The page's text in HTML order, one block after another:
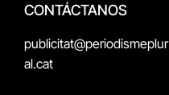
CONTÁCTANOS
publicitat@periodismeplur
al.cat